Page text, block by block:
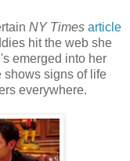
NY Times article
hit the web she
emerged into her
shows signs of life
everywhere.